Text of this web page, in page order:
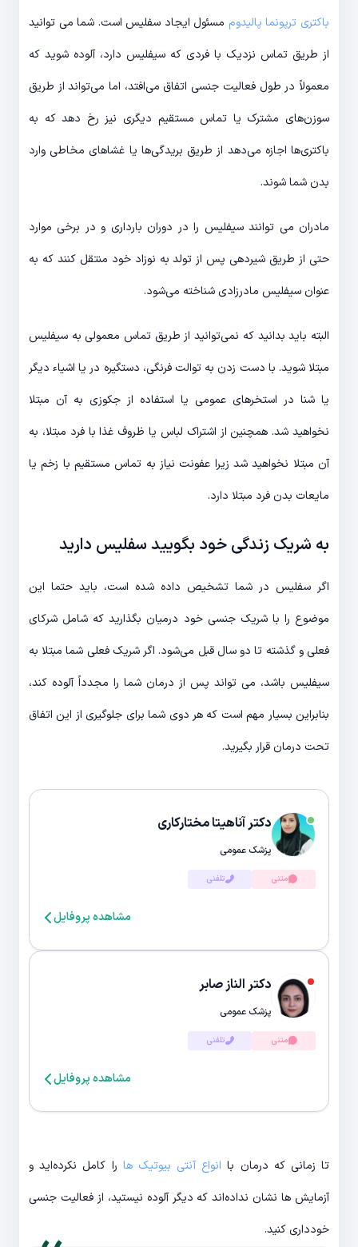
باکتری ترپونما پالیدوم مسئول ایجاد سفلیس است. شما می توانید
از طریق تماس نزدیک با فردی که سیفلیس دارد، آلوده شوید که
معمولاً در طول فعالیت جنسی اتفاق می‌افتد، اما می‌تواند از طریق
سوزن‌های مشترک یا تماس مستقیم دیگری نیز رخ دهد که به
باکتری‌ها اجازه می‌دهد از طریق بریدگی‌ها یا غشاهای مخاطی وارد
بدن شما شوند.
مادران می توانند سیفلیس را در دوران بارداری و در برخی موارد
حتی از طریق شیردهی پس از تولد به نوزاد خود منتقل کنند که به
عنوان سیفلیس مادرزادی شناخته می‌شود.
البته باید بدانید که نمی‌توانید از طریق تماس معمولی به سیفلیس
مبتلا شوید. با دست زدن به توالت فرنگی، دستگیره در یا اشیاء دیگر
یا شنا در استخرهای عمومی یا استفاده از جکوزی به آن مبتلا
نخواهید شد. همچنین از اشتراک لباس یا ظروف غذا با فرد مبتلا، به
آن مبتلا نخواهید شد زیرا عفونت نیاز به تماس مستقیم با زخم یا
مایعات بدن فرد مبتلا دارد.
به شریک زندگی خود بگویید سفلیس دارید
اگر سفلیس در شما تشخیص داده شده است، باید حتما این
موضوع را با شریک جنسی خود درمیان بگذارید که شامل شرکای
فعلی و گذشته تا دو سال قبل می‌شود. اگر شریک فعلی شما مبتلا به
سیفلیس باشد، می تواند پس از درمان شما را مجدداً آلوده کند،
بنابراین بسیار مهم است که هر دوی شما برای جلوگیری از این اتفاق
تحت درمان قرار بگیرید.
دکتر آناهیتا مختارکاری
پزشک عمومی
متنی تلفنی
مشاهده پروفایل
دکتر الناز صابر
پزشک عمومی
متنی تلفنی
مشاهده پروفایل
تا زمانی که درمان با انواع آنتی بیوتیک ها را کامل نکرده‌اید و
آزمایش ها نشان نداده‌اند که دیگر آلوده نیستید، از فعالیت جنسی
خودداری کنید.